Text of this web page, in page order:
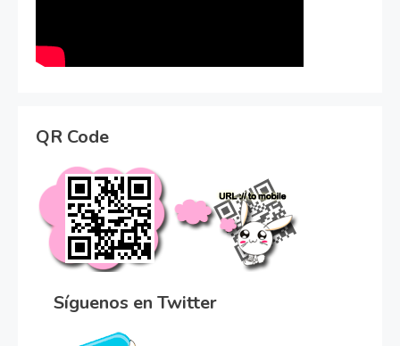
QR Code
Síguenos en Twitter